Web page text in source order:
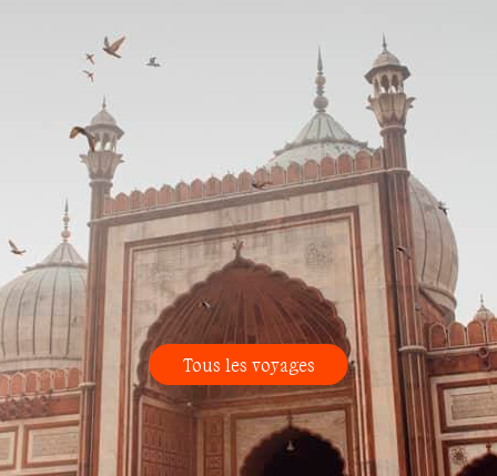
Tous les voyages